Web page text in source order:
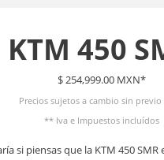
KTM 450
$ 254,999.00 MXN*
Precios sujetos a cambio sin previo
** Iva e Impuestos incluídos
si piensas que la KTM 450 SMR